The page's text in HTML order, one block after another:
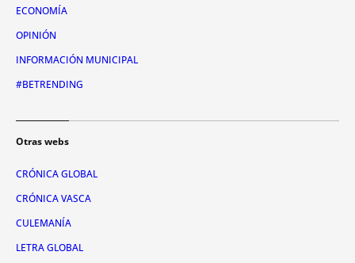
ECONOMÍA
OPINIÓN
INFORMACIÓN MUNICIPAL
#BETRENDING
Otras webs
CRÓNICA GLOBAL
CRÓNICA VASCA
CULEMANÍA
LETRA GLOBAL